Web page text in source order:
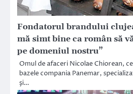
Fondatorul brandului
mă simt bine ca român să
pe domeniul nostru”
Omul de afaceri Nicolae Chiorean,
bazele compania Panemar,
şi…